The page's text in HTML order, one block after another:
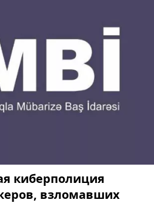
киберполиция
взломавших